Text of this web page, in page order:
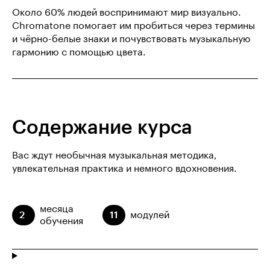
Около 60% людей воспринимают мир визуально.
Chromatone помогает им пробиться через термины
и чёрно-белые знаки и почувствовать музыкальную
гармонию с помощью цвета.
Содержание курса
Вас ждут необычная музыкальная методика,
увлекательная практика и немного вдохновения.
2
месяца
обучения
11 модулей